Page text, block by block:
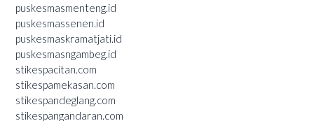
puskesmasmenteng.id
puskesmassenen.id
puskesmaskramatjati.id
puskesmasngambeg.id
stikespacitan.com
stikespamekasan.com
stikespandeglang.com
stikespangandaran.com